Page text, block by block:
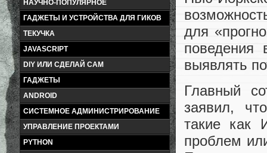
НАУЧНО-ПОПУЛЯРНОЕ
ГАДЖЕТЫ И УСТРОЙСТВА ДЛЯ ГИКОВ
ТЕКУЧКА
JAVASCRIPT
DIY ИЛИ СДЕЛАЙ САМ
ГАДЖЕТЫ
ANDROID
СИСТЕМНОЕ АДМИНИСТРИРОВАНИЕ
УПРАВЛЕНИЕ ПРОЕКТАМИ
PYTHON
для
выявлять
Главный
заявил,
такие как
проблем